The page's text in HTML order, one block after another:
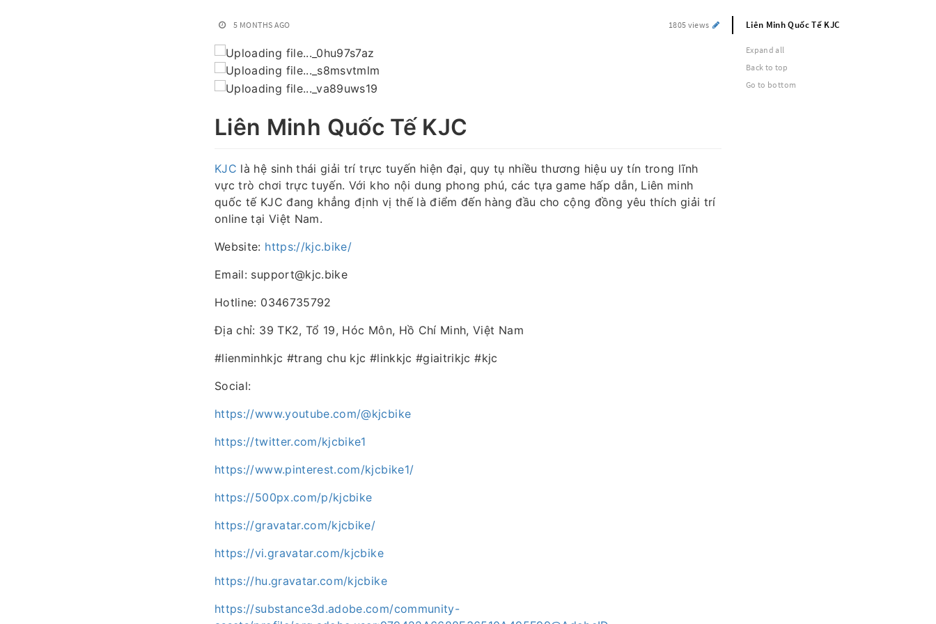
5 MONTHS AGO 1805 views
Liên Minh Quốc Tế KJC
KJC là hệ sinh thái giải trí trực tuyến hiện đại, quy tụ nhiều thương hiệu uy tín trong lĩnh
vực trò chơi trực tuyến. Với kho nội dung phong phú, các tựa game hấp dẫn, Liên minh
quốc tế KJC đang khẳng định vị thế là điểm đến hàng đầu cho cộng đồng yêu thích giải trí
online tại Việt Nam.
Website: https://kjc.bike/
Email: support@kjc.bike
Hotline: 0346735792
Địa chỉ: 39 TK2, Tổ 19, Hóc Môn, Hồ Chí Minh, Việt Nam
#lienminhkjc #trang chu kjc #linkkjc #giaitrikjc #kjc
Social:
https://www.youtube.com/@kjcbike
https://twitter.com/kjcbike1
https://www.pinterest.com/kjcbike1/
https://500px.com/p/kjcbike
https://gravatar.com/kjcbike/
https://vi.gravatar.com/kjcbike
https://hu.gravatar.com/kjcbike
https://substance3d.adobe.com/community-
Liên Minh Quốc Tế KJC
Expand all
Back to top
Go to bottom